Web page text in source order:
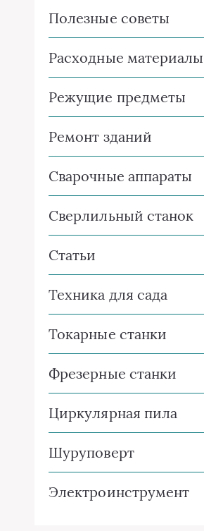
Полезные советы
Расходные материалы
Режущие предметы
Ремонт зданий
Сварочные аппараты
Сверлильный станок
Статьи
Техника для сада
Токарные станки
Фрезерные станки
Циркулярная пила
Шуруповерт
Электроинструмент